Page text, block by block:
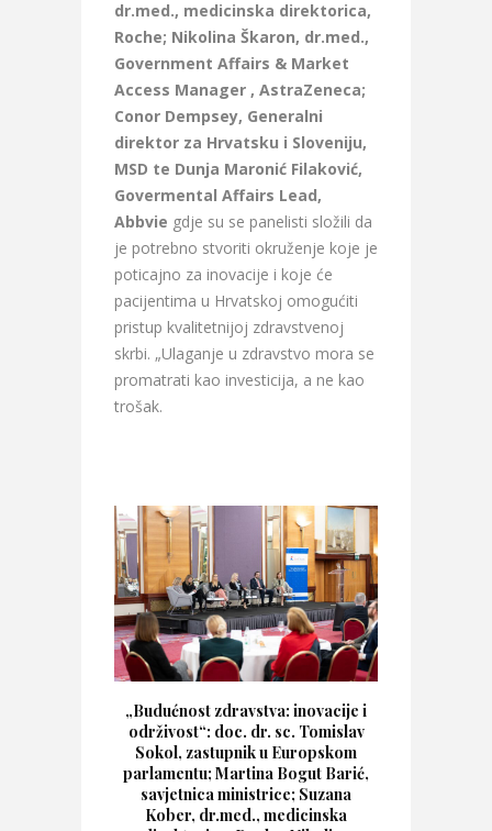
dr.med., medicinska direktorica,
Roche; Nikolina Škaron, dr.med.,
Government Affairs & Market
Access Manager , AstraZeneca;
Conor Dempsey, Generalni
direktor za Hrvatsku i Sloveniju,
MSD te Dunja Maronić Filaković,
Govermental Affairs Lead,
Abbvie gdje su se panelisti složili da
je potrebno stvoriti okruženje koje je
poticajno za inovacije i koje će
pacijentima u Hrvatskoj omogućiti
pristup kvalitetnijoj zdravstvenoj
skrbi. „Ulaganje u zdravstvo mora se
promatrati kao investicija, a ne kao
trošak.
„Budućnost zdravstva: inovacije i
održivost“: doc. dr. sc. Tomislav
Sokol, zastupnik u Europskom
parlamentu; Martina Bogut Barić,
savjetnica ministrice; Suzana
Kober, dr.med., medicinska